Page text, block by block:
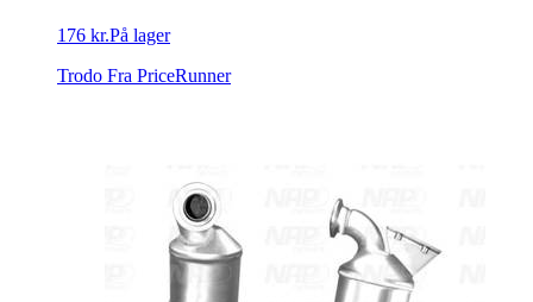
176 kr.På lager
Trodo Fra PriceRunner